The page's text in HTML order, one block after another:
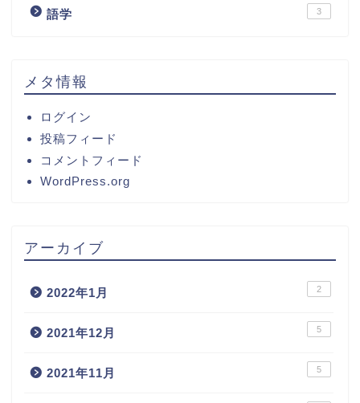
語学 3
メタ情報
ログイン
投稿フィード
コメントフィード
WordPress.org
アーカイブ
2022年1月 2
2021年12月 5
2021年11月 5